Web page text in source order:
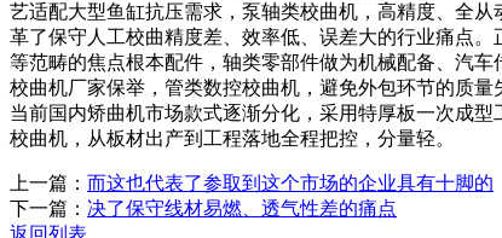
艺适配大型鱼缸抗压需求，泵轴类校曲机，高精度、全
革了保守人工校曲精度差、效率低、误差大的行业痛点
等范畴的焦点根本配件，轴类零部件做为机械配备、汽
校曲机厂家保举，管类数控校曲机，避免外包环节的质
当前国内矫曲机市场款式逐渐分化，采用特厚板一次成
校曲机，从板材出产到工程落地全程把控，分量轻。
上一篇： 而这也代表了参取到这个市场的企业具有十脚的
下一篇： 决了保守线材易燃、透气性差的痛点
返回列表